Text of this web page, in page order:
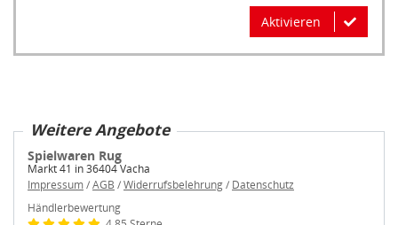
Aktivieren
Weitere Angebote
Spielwaren Rug
Markt 41 in 36404 Vacha
Impressum/AGB /Widerrufsbelehrung/ Datenschutz
Händlerbewertung